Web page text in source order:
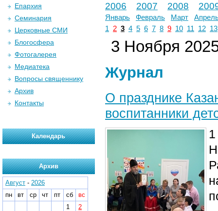
2006 2007 2008
Январь Февраль Март
1
2 3 4 5 6 7 8 9 10 11 12 13
3 Ноября
Журнал
О празднике
воспитанники
Епархия
Семинария
Церковные СМИ
Блогосфера
Фотогалерея
Медиатека
Вопросы священнику
Архив
Контакты
Календарь
Архив
Август - 2026
пн
вт ср чт пт сб
вс
1
2